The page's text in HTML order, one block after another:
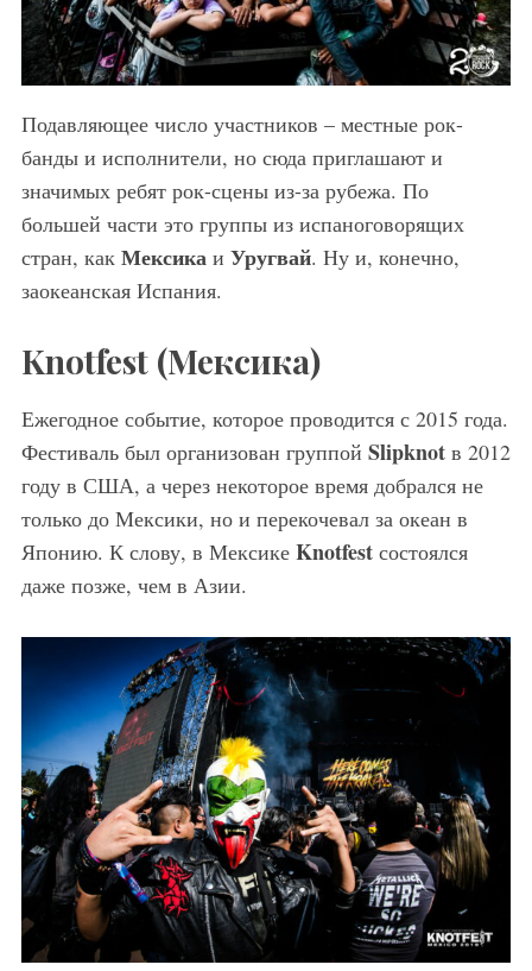
Подавляющее число участников – местные рок-
банды и исполнители, но сюда приглашают и
значимых ребят рок-сцены из-за рубежа. По
большей части это группы из испаноговорящих
стран, как Мексика и Уругвай. Ну и, конечно,
заокеанская Испания.
Knotfest (Мексика)
Ежегодное событие, которое проводится с 2015 года.
Фестиваль был организован группой Slipknotв 2012
году в США, а через некоторое время добрался не
только до Мексики, но и перекочевал за океан в
Японию. К слову, в Мексике Knotfest состоялся
даже позже, чем в Азии.